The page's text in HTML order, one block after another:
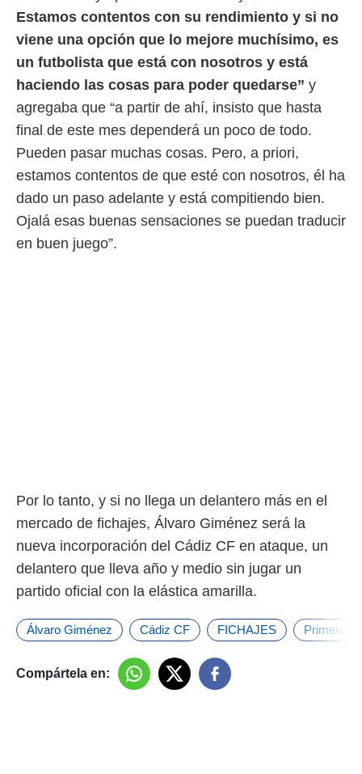
Estamos contentos con su rendimiento y si no
viene una opción que lo mejore muchísimo, es
un futbolista que está con nosotros y está
haciendo las cosas para poder quedarse” y
agregaba que “a partir de ahí, insisto que hasta
final de este mes dependerá un poco de todo.
Pueden pasar muchas cosas. Pero, a priori,
estamos contentos de que esté con nosotros, él ha
dado un paso adelante y está compitiendo bien.
Ojalá esas buenas sensaciones se puedan traducir
en buen juego”.
Por lo tanto, y si no llega un delantero más en el
mercado de fichajes, Álvaro Giménez será la
nueva incorporación del Cádiz CF en ataque, un
delantero que lleva año y medio sin jugar un
partido oficial con la elástica amarilla.
Álvaro Giménez Cádiz CF FICHAJES Primera
Compártela en: